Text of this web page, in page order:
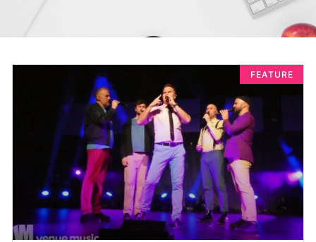
FEATURE